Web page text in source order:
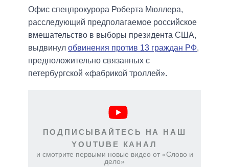
Офис спецпрокурора Роберта Мюллера,
расследующий предполагаемое российское
вмешательство в выборы президента США,
выдвинул обвинения против 13 граждан РФ,
предположительно связанных с
петербургской «фабрикой троллей».
ПОДПИСЫВАЙТЕСЬ НА НАШ
YOUTUBE КАНАЛ
и смотрите первыми новые видео от «Слово и
дело»